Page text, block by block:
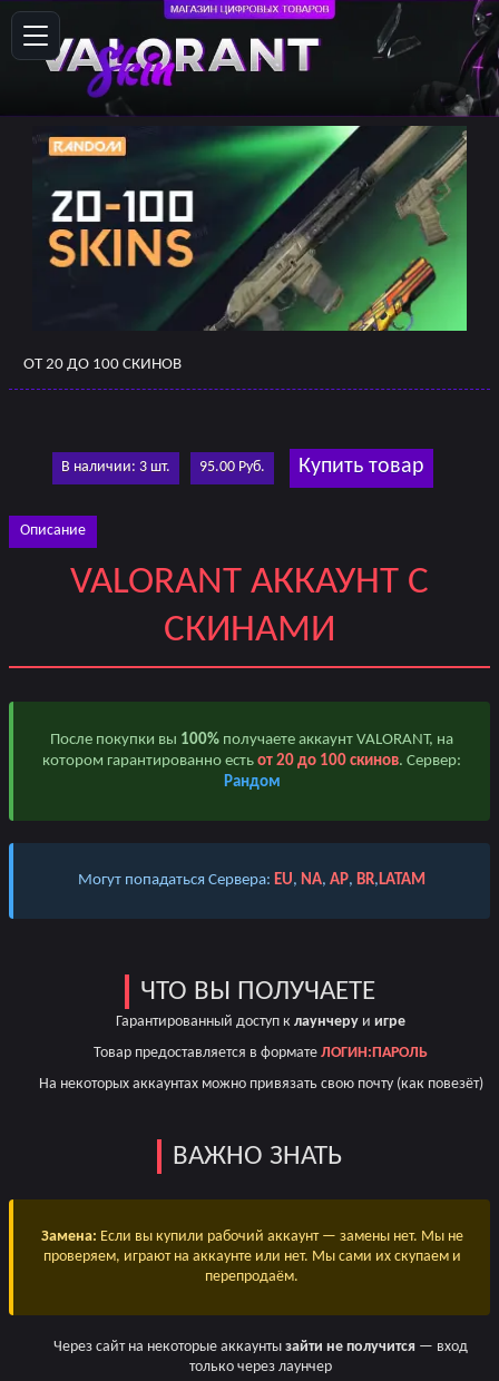
ОТ 20 ДО 100 СКИНОВ
В наличии: 3 шт. 95.00 Руб. Купить товар
Описание
VALORANT АККАУНТ С
СКИНАМИ
После покупки вы 100% получаете аккаунт VALORANT, на
котором гарантированно естьот 20 до 100 скинов. Сервер:
Рандом
Могут попадаться Сервера: EU, NA, AP, BR, LATAM
ЧТО ВЫ ПОЛУЧАЕТЕ
Гарантированный доступ к лаунчеру и игре
Товар предоставляется в формате ЛОГИН:ПАРОЛЬ
На некоторых аккаунтах можно привязать свою почту (как повезёт)
ВАЖНО ЗНАТЬ
Замена: Если вы купили рабочий аккаунт — замены нет. Мы не
проверяем, играют на аккаунте или нет. Мы сами их скупаем и
перепродаём.
Через сайт на некоторые аккаунты зайти не получится — вход
только через лаунчер